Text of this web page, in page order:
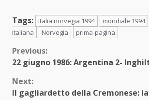
Tags: italia norvegia 1994 mondiale 1994
italiana
Norvegia prima-pagina
Continue
Reading
Previous:
22 giugno 1986: Argentina 2-
Next:
Il gagliardetto della Cremonese: la